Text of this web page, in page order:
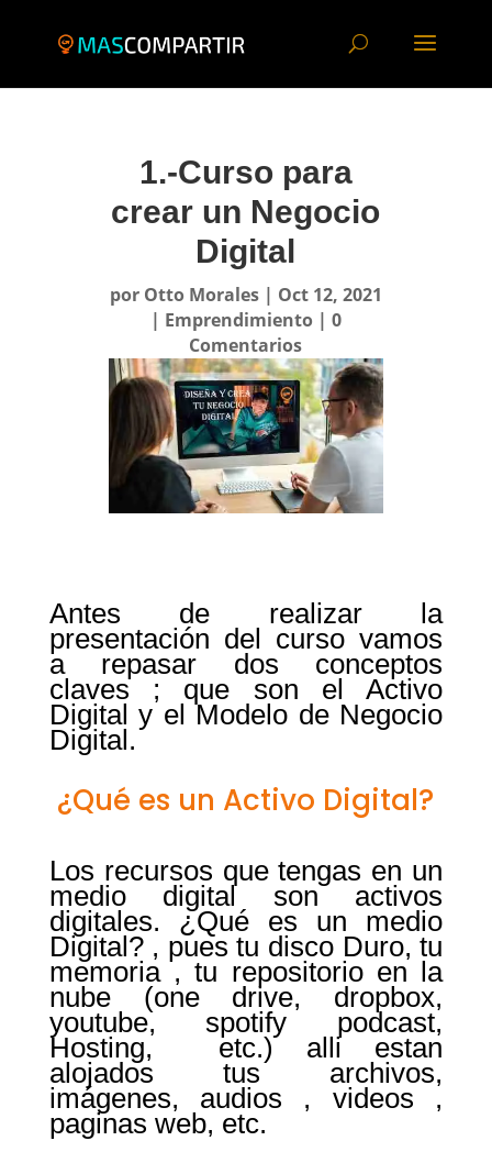
1.-Curso para
crear un Negocio
Digital
por Otto Morales| Oct 12, 2021
| Emprendimiento| 0
Comentarios
Antes de realizar la
presentación del curso vamos
a repasar dos conceptos
claves ; que son el Activo
Digital y el Modelo de Negocio
Digital.
¿Qué es un Activo Digital?
Los recursos que tengas en un
medio digital son activos
digitales. ¿Qué es un medio
Digital? , pues tu disco Duro, tu
memoria , tu repositorio en la
nube (one drive, dropbox,
youtube, spotify podcast,
Hosting, etc.) alli estan
alojados tus archivos,
imágenes, audios , videos ,
paginas web, etc.